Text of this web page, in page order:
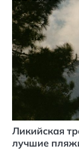
Ликийская
лучшие